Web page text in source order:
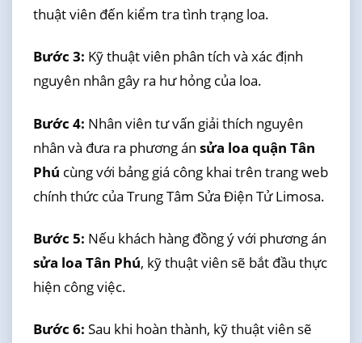
thuật viên đến kiểm tra tình trạng loa.
Bước 3: Kỹ thuật viên phân tích và xác định
nguyên nhân gây ra hư hỏng của loa.
Bước 4: Nhân viên tư vấn giải thích nguyên
nhân và đưa ra phương án sửa loa quận Tân
Phú cùng với bảng giá công khai trên trang web
chính thức của Trung Tâm Sửa Điện Tử Limosa.
Bước 5: Nếu khách hàng đồng ý với phương án
sửa loa Tân Phú, kỹ thuật viên sẽ bắt đầu thực
hiện công việc.
Bước 6: Sau khi hoàn thành, kỹ thuật viên sẽ